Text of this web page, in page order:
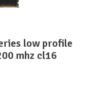
mhz cl16